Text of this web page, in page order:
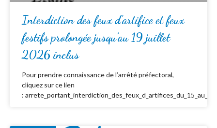
Interdiction des feux d’artifice et feux
festifs prolongée jusqu’au 19 juillet
2026 inclus
Pour prendre connaissance de l’arrêté préfectoral,
cliquez sur ce lien
: